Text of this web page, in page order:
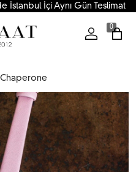
İstanbul İçi Aynı Gün Teslimat
0
Chaperone